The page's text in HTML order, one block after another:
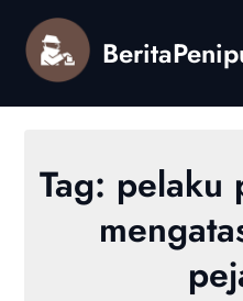
content
Tag: pelaku